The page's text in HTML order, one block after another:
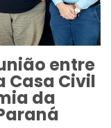
entre
Casa Civil
da